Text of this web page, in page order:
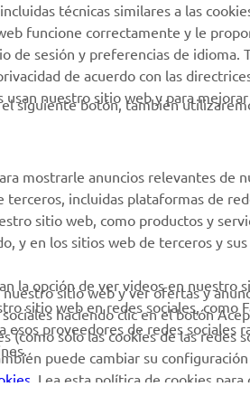
técnicas similares a las
funcione correctamente y le
de sesión y preferencias de
de acuerdo con las
nuestro sitio web y para
siguiente botón, también
mostrarle anuncios relevantes de
incluidas plataformas de
sitio web, como productos y
y en los sitios web de terceros y
la opción de ver videos en nuestro
sitio web en redes sociales, como
esos proveedores de redes sociales
sitio web y ver ofertas y
haciendo clic en el botón
(como solo las cookies de las redes
puede cambiar su
. Lea esta política de cookies